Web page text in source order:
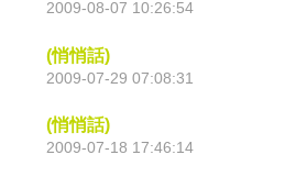
2009-08-07 10:26:54
(悄悄話)
2009-07-29 07:08:31
(悄悄話)
2009-07-18 17:46:14